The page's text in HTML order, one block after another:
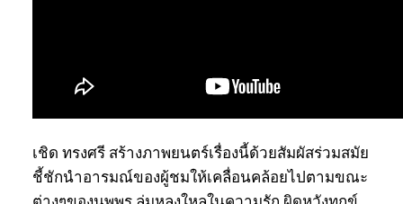
เชิด ทรงศรี สร้างภาพยนตร์เรื่องนี้ด้วยสัมผัสร่วมสมัย
ชี้ชักนำอารมณ์ของผู้ชมให้เคลื่อนคล้อยไปตามขณะ